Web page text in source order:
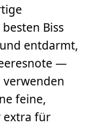
Biss
entdarmt,
—
verwenden
feine,
extra für